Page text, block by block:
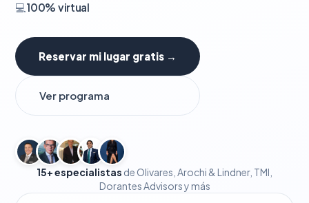
💻 100% virtual
Reservar mi lugar gratis →
Ver programa
15+ especialistas de Olivares, Arochi & Lindner, TMI,
Dorantes Advisors y más